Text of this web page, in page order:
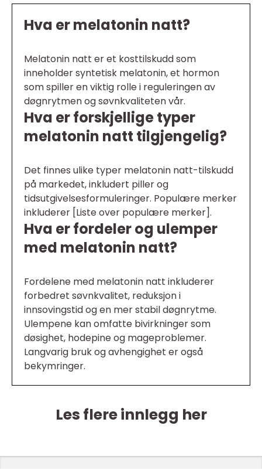
Hva er melatonin natt?
Melatonin natt er et kosttilskudd som
inneholder syntetisk melatonin, et hormon
som spiller en viktig rolle i reguleringen av
døgnrytmen og søvnkvaliteten vår.
Hva er forskjellige typer
melatonin natt tilgjengelig?
Det finnes ulike typer melatonin natt-tilskudd
på markedet, inkludert piller og
tidsutgivelsesformuleringer. Populære merker
inkluderer [Liste over populære merker].
Hva er fordeler og ulemper
med melatonin natt?
Fordelene med melatonin natt inkluderer
forbedret søvnkvalitet, reduksjon i
innsovingstid og en mer stabil døgnrytme.
Ulempene kan omfatte bivirkninger som
døsighet, hodepine og mageproblemer.
Langvarig bruk og avhengighet er også
bekymringer.
Les flere innlegg her